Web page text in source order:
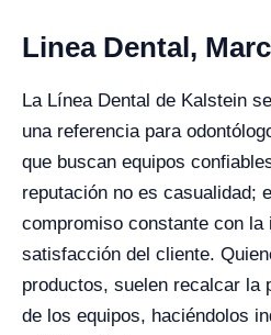
Linea Dental,
La Línea Dental de Kalstein
una referencia para
que buscan equipos
reputación no es casualidad;
compromiso constante con la
satisfacción del cliente.
productos, suelen recalcar la
de los equipos, haciéndolos